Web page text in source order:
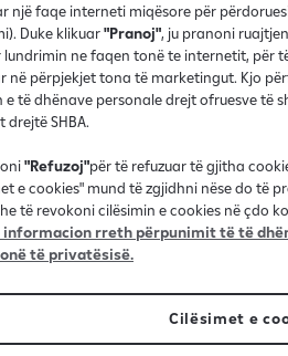
e përvojës Vibe – dhe
brenda dhe shijo
buzëqeshje dhe
një faqe interneti miqësore për
Duke klikuar"Pranoj", ju pranoni
lundrimin ne faqen tonë te internetit, për
në përpjekjet tona të marketingut. Kjo
të dhënave personale drejt ofruesve të
SHBA.
"Refuzoj"për të refuzuar të gjitha
e cookies" mund të zgjidhni nëse do të
të revokoni cilësimin e cookies në çdo
informacion rreth përpunimit të të
të privatësisë.
Cilësimet e